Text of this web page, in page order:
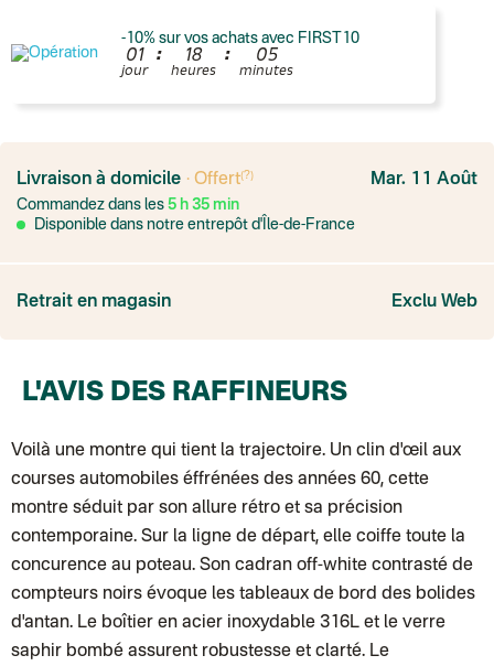
-10% sur vos achats avec FIRST10
01
jour
: 18
heures
: 05
minutes
Colissimo suivi
Point relais rapide
Transport Express
Lettre prioritaire
Livraison TNT (expédition par Salty design )
BOUTIQUE : BATIGNOLLES
Chronopost - Livraison express à domicile: Colis livré en 1 à 3
Colissimo suivi (expédition partenaire)
Colissimo suivi (envoi partenaire)
Test dropshipping
Colissimo suivi (expédition Soundivine)
Colissimo suivi (expédition Juste un arbre)
Colissimo suivi (expédition Cheer Moda)
Lettre suivie (expédition Merci Maman)
Colis suivi (DPD)
Colissimo suivi (expédition June & Jane)
Lettre suivie (expédition Les Fils)
Livraison à domicile · Offert(?) Mar. 11 Août
Commandez dans les 5 h 35 min
Disponible dans notre entrepôt d'Île-de-France
Retrait en magasin Exclu Web
L'AVIS DES RAFFINEURS
Voilà une montre qui tient la trajectoire. Un clin d'œil aux
courses automobiles éffrénées des années 60, cette
montre séduit par son allure rétro et sa précision
contemporaine. Sur la ligne de départ, elle coiffe toute la
concurence au poteau. Son cadran off-white contrasté de
compteurs noirs évoque les tableaux de bord des bolides
d'antan. Le boîtier en acier inoxydable 316L et le verre
saphir bombé assurent robustesse et clarté. Le